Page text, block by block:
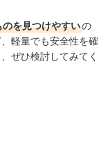
を見つけやすいの
軽量でも安全性を確
ぜひ検討してみてく